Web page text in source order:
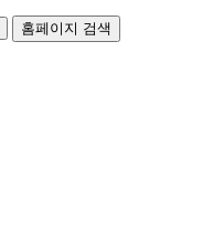
홈페이지 검색